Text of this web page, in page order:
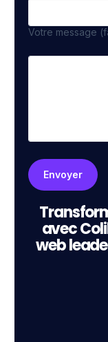
Votre message
avec
web